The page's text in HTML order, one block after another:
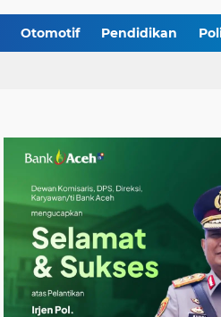
Otomotif Pendidikan